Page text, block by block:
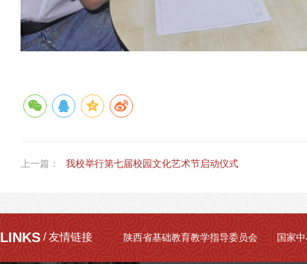
上一篇： 我校举行第七届校园文化艺术节启动仪式
LINKS / 友情链接 陕西省基础教育教学指导委员会 国家